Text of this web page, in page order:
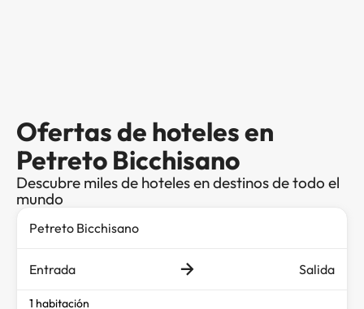
Ofertas de hoteles en
Petreto Bicchisano
Descubre miles de hoteles en destinos de todo el
mundo
Entrada Salida
1 habitación